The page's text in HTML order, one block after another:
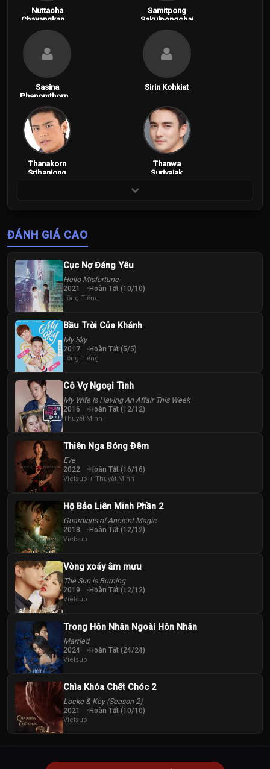
Nuttacha
Chayangkanon
t
Samitpong
Sakulpongchai
Sasina
Phanomthornni
tkul
Sirin Kohkiat
Thanakorn
Sribanjong
Thanwa
Suriyajak
ĐÁNH GIÁ CAO
Cục Nợ Đáng Yêu
Hello Misfortune
2021 Hoàn Tất (10/10)
Lồng Tiếng
Bầu Trời Của Khánh
My Sky
2017 Hoàn Tất (5/5)
Lồng Tiếng
Cô Vợ Ngoại Tình
My Wife Is Having An Affair This Week
2016 Hoàn Tất (12/12)
Thuyết Minh
Thiên Nga Bóng Đêm
Eve
2022 Hoàn Tất (16/16)
Vietsub + Thuyết Minh
Hộ Bảo Liên Minh Phần 2
Guardians of Ancient Magic
2018 Hoàn Tất (12/12)
Vietsub
Vòng xoáy âm mưu
The Sun is Burning
2019 Hoàn Tất (12/12)
Vietsub
Trong Hôn Nhân Ngoài Hôn Nhân
Married
2024 Hoàn Tất (24/24)
Vietsub
Chìa Khóa Chết Chóc 2
Locke & Key (Season 2)
2021 Hoàn Tất (10/10)
Vietsub